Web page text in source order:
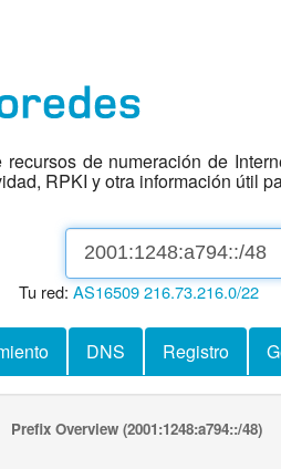
recursos de numeración de
RPKI y otra información útil
Tu red: AS16509216.73.216.0/22
DNS Registro
Prefix Overview(2001:1248:a794::/48)